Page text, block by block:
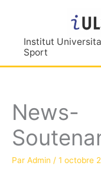
contenuInstitut
Sport
News-
Par Admin / 1 octobre